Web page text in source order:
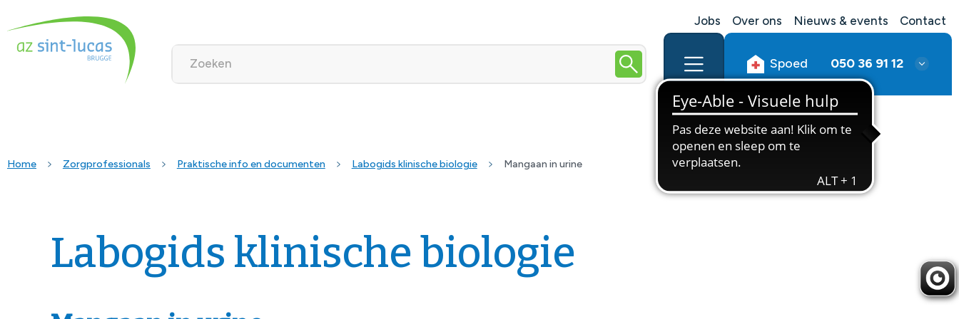
Jobs Over ons Nieuws & events Contact
Spoed 050 36 91 12
Home Zorgprofessionals Praktische info en documenten Labogids klinische biologie Mangaan in urine
Labogids klinische biologie